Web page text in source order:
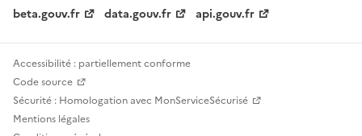
beta.gouv.fr data.gouv.fr api.gouv.fr
Accessibilité : partiellement conforme
Code source
Sécurité : Homologation avec MonServiceSécurisé
Mentions légales